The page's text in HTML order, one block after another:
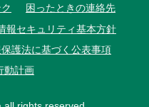
困ったときの連絡先
報セキュリティ基本方針
護法に基づく公表事項
動計画